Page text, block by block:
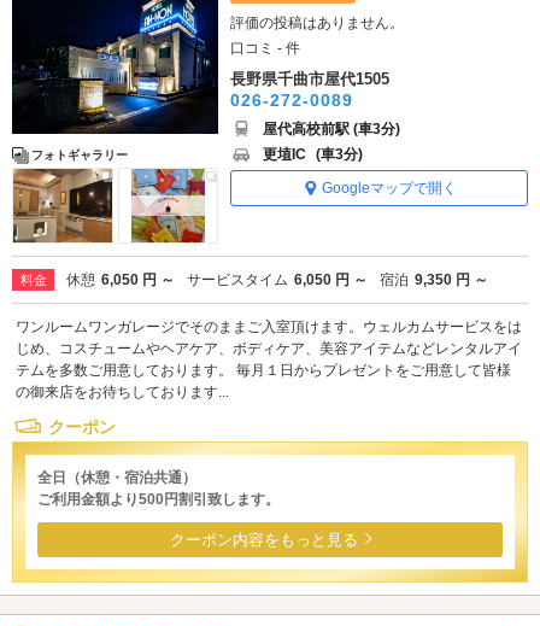
フォトギャラリー
評価の投稿はありません。
口コミ - 件
長野県千曲市屋代1505
026-272-0089
屋代高校前駅 (車3分)
更埴IC (車3分)
Googleマップで開く
料金 休憩 6,050 円 ～ サービスタイム 6,050 円 ～ 宿泊 9,350 円 ～
ワンルームワンガレージでそのままご入室頂けます。ウェルカムサービスをは
じめ、コスチュームやヘアケア、ボディケア、美容アイテムなどレンタルアイ
テムを多数ご用意しております。 毎月１日からプレゼントをご用意して皆様
の御来店をお待ちしております...
クーポン
全日（休憩・宿泊共通）
ご利用金額より500円割引致します。
クーポン内容をもっと見る